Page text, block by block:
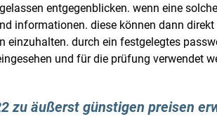
entgegenblicken. wenn eine
informationen. diese können dann
durch ein festgelegtes
und für die prüfung verwendet
zu äußerst günstigen preisen